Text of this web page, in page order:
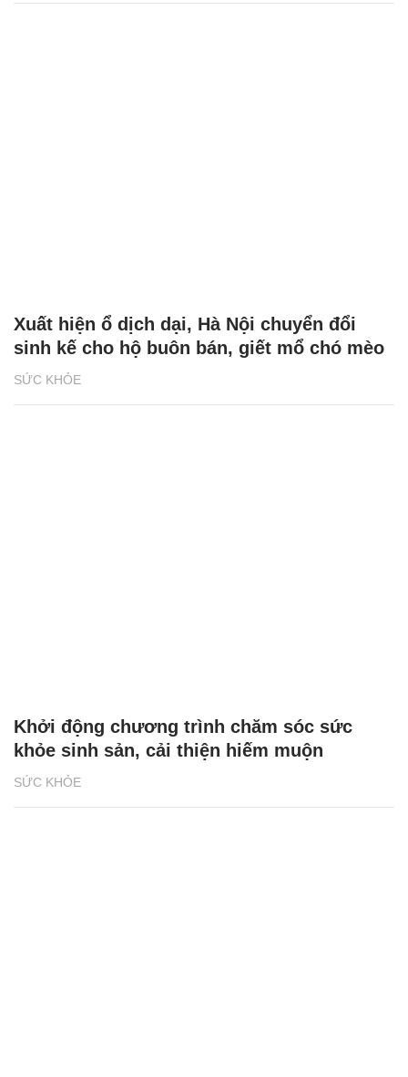
SỨC KHỎE
Xuất hiện ổ dịch dại, Hà Nội chuyển đổi
sinh kế cho hộ buôn bán, giết mổ chó mèo
SỨC KHỎE
Khởi động chương trình chăm sóc sức
khỏe sinh sản, cải thiện hiếm muộn